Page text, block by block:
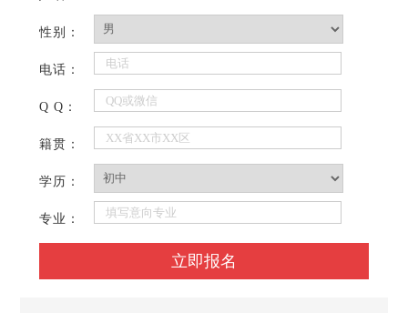
性别：
电话：
Q Q：
籍贯：
学历：
专业：